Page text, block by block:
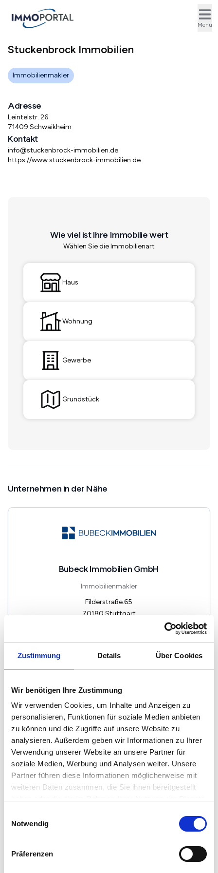
Zustimmung Details Über Cookies
Wir benötigen Ihre Zustimmung
Wir verwenden Cookies, um Inhalte und Anzeigen zu
personalisieren, Funktionen für soziale Medien anbieten
zu können und die Zugriffe auf unsere Website zu
analysieren. Außerdem geben wir Informationen zu Ihrer
Verwendung unserer Website an unsere Partner für
soziale Medien, Werbung und Analysen weiter. Unsere
Partner führen diese Informationen möglicherweise mit
weiteren Daten zusammen, die Sie ihnen bereitgestellt
Notwendig
Präferenzen
Menü
Stuckenbrock Immobilien
Immobilienmakler
Adresse
Leintelstr. 26
71409 Schwaikheim
Kontakt
info@stuckenbrock-immobilien.de
https://www.stuckenbrock-immobilien.de
Wie viel ist Ihre Immobilie wert
Wählen Sie die Immobilienart
Haus
Wohnung
Gewerbe
Grundstück
Unternehmen in der Nähe
Bubeck Immobilien GmbH
Immobilienmakler
Filderstraße.65
70180 Stuttgart
GEFI Immobilienmanagement
Immobilienmakler
Heinkelstraße 4
zum Anbieter